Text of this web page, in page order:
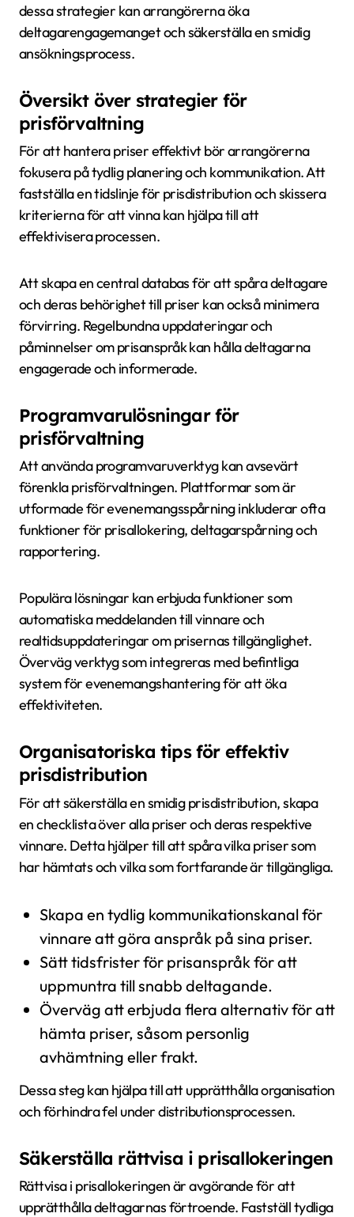
dessa strategier kan arrangörerna öka
deltagarengagemanget och säkerställa en smidig
ansökningsprocess.
Översikt över strategier för
prisförvaltning
För att hantera priser effektivt bör arrangörerna
fokusera på tydlig planering och kommunikation. Att
fastställa en tidslinje för prisdistribution och skissera
kriterierna för att vinna kan hjälpa till att
effektivisera processen.
Att skapa en central databas för att spåra deltagare
och deras behörighet till priser kan också minimera
förvirring. Regelbundna uppdateringar och
påminnelser om prisanspråk kan hålla deltagarna
engagerade och informerade.
Programvarulösningar för
prisförvaltning
Att använda programvaruverktyg kan avsevärt
förenkla prisförvaltningen. Plattformar som är
utformade för evenemangsspårning inkluderar ofta
funktioner för prisallokering, deltagarspårning och
rapportering.
Populära lösningar kan erbjuda funktioner som
automatiska meddelanden till vinnare och
realtidsuppdateringar om prisernas tillgänglighet.
Överväg verktyg som integreras med befintliga
system för evenemangshantering för att öka
effektiviteten.
Organisatoriska tips för effektiv
prisdistribution
För att säkerställa en smidig prisdistribution, skapa
en checklista över alla priser och deras respektive
vinnare. Detta hjälper till att spåra vilka priser som
har hämtats och vilka som fortfarande är tillgängliga.
Skapa en tydlig kommunikationskanal för
vinnare att göra anspråk på sina priser.
Sätt tidsfrister för prisanspråk för att
uppmuntra till snabb deltagande.
Överväg att erbjuda flera alternativ för att
hämta priser, såsom personlig
avhämtning eller frakt.
Dessa steg kan hjälpa till att upprätthålla organisation
och förhindra fel under distributionsprocessen.
Säkerställa rättvisa i prisallokeringen
Rättvisa i prisallokeringen är avgörande för att
upprätthålla deltagarnas förtroende. Fastställ tydliga